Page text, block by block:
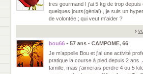
tres gourmand ! j'ai 5 kg de trop
quelques jours(génial) , je suis un
de volontée ; qui veut m'aider ?
bou66 - 57 ans - CAMPOME, 66
Je m’appelle Bou et j'ai une activité
pratique la course à pied depuis 2
famille, mais j'aimerais perdre 4 ou 5